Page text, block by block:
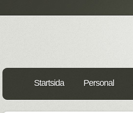
Startsida Personal